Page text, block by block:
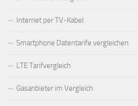
Internet per TV-Kabel
Smartphone Datentarife vergleichen
LTE Tarifvergleich
Gasanbieter im Vergleich